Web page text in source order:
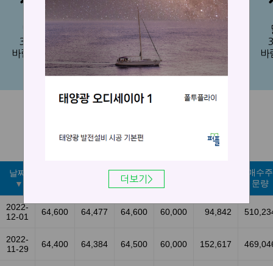
36°C
바람 약함
맑음
29°C
바람 약함
맑음
33°C
바람 약함
맑음
32°C
바람 약간강함
바
실시간날씨 미세먼지
최근 REC 현물시장 가격
날짜 최고가
매수주
문량
2022-
12-01
64,600 64,477 64,600 60,000 94,842
2022-
11-29
64,400 64,384 64,500 60,000 152,617
더보기>